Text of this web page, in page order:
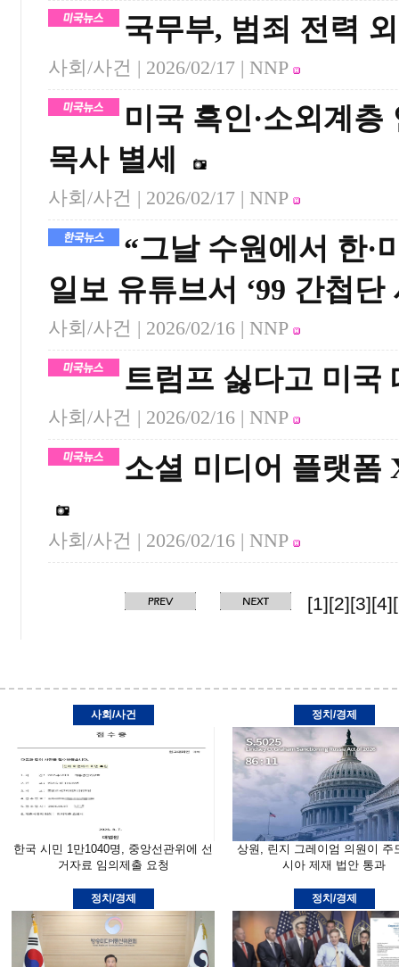
국무부, 범죄 전력
사회/사건 | 2026/02/17 | NNP
미국 흑인·소외계
목사 별세
사회/사건 | 2026/02/17 | NNP
“그날 수원에서 한
일보 유튜브서 ‘99 간첩단
사회/사건 | 2026/02/16 | NNP
트럼프 싫다고 미국
사회/사건 | 2026/02/16 | NNP
소셜 미디어 플랫폼
사회/사건 | 2026/02/16 | NNP
[1][2][3][4]
사회/사건
한국 시민 1만1040명, 중앙선관위에 선
거자료 임의제출 요청
정치/경제
상원, 린지 그레이엄 의원이 주
시아 제재 법안 통과
정치/경제 정치/경제